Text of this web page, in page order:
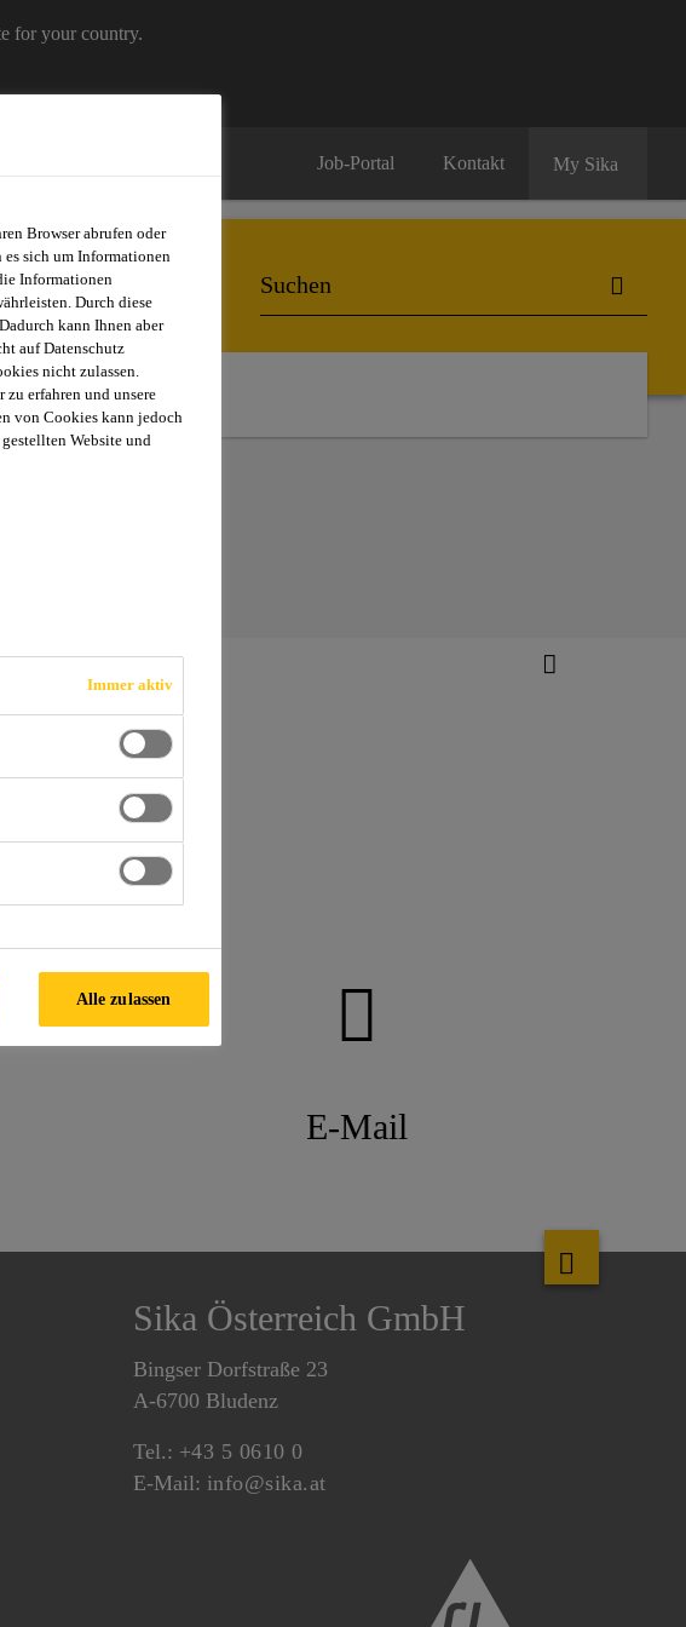
for your country.
Job-Portal Kontakt My Sika
E-Mail
Sika Österreich GmbH
Bingser Dorfstraße 23
A-6700 Bludenz
Tel.: +43 5 0610 0
E-Mail: info@sika.at
Browser abrufen oder
sich um Informationen
Informationen
Durch diese
kann Ihnen aber
auf Datenschutz
nicht zulassen.
erfahren und unsere
von Cookies kann jedoch
Website und
Immer aktiv
Alle zulassen